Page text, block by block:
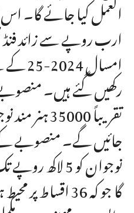
ارب روپے سے زائد
رکھیں گئے ہیں۔
تقریباً
جائیں گے۔ منصوبے
نوجوان کو 5
گا جو کہ 36